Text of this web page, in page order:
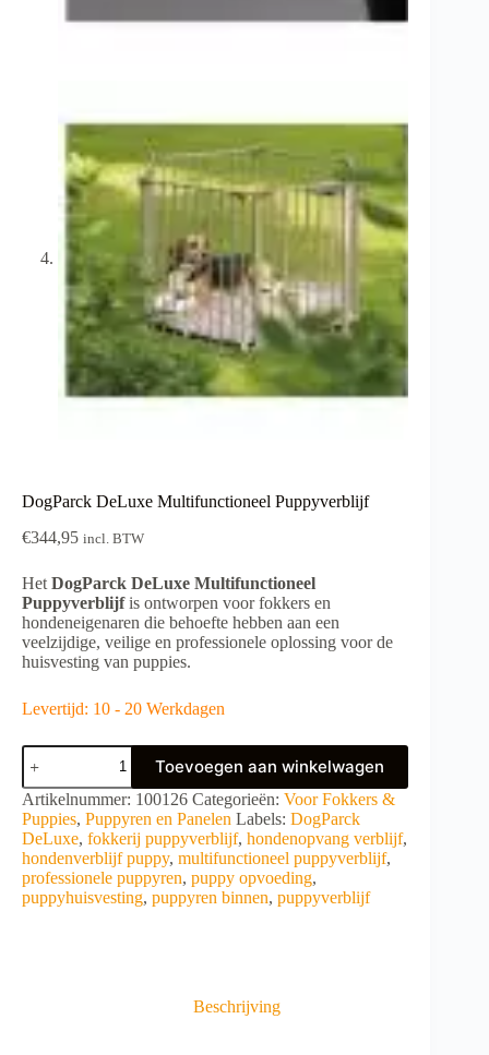
DogParck DeLuxe Multifunctioneel Puppyverblijf
€344,95 incl. BTW
Het DogParck DeLuxe Multifunctioneel
Puppyverblijfis ontworpen voor fokkers en
hondeneigenaren die behoefte hebben aan een
veelzijdige, veilige en professionele oplossing voor de
huisvesting van puppies.
Levertijd: 10 - 20 Werkdagen
DogParck
DeLuxe
Multifunctioneel
Puppyverblijf
aantal
Toevoegen aan winkelwagen
A
l
t
e
r
n
Artikelnummer: 100126 Categorieën: Voor Fokkers &
Puppies, Puppyren en Panelen Labels: DogParck
DeLuxe, fokkerij puppyverblijf, hondenopvang verblijf,
hondenverblijf puppy, multifunctioneel puppyverblijf,
professionele puppyren, puppy opvoeding,
puppyhuisvesting, puppyren binnen, puppyverblijf
Beschrijving